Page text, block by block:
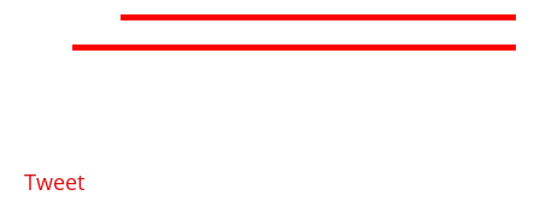
Tweet